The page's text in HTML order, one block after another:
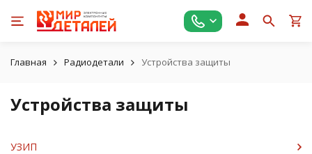
Главная Радиодетали Устройства защиты
Устройства защиты
УЗИП